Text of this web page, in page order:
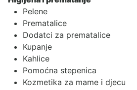
Pelene
Prematalice
Dodatci za prematalice
Kupanje
Kahlice
Pomoćna stepenica
Kozmetika za mame i djecu